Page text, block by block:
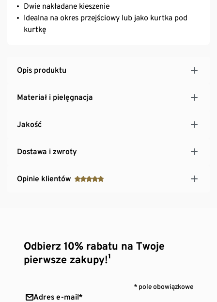
Dwie nakładane kieszenie
Idealna na okres przejściowy lub jako kurtka pod
kurtkę
Opis produktu
Materiał i pielęgnacja
Jakość
Dostawa i zwroty
Opinie klientów
Odbierz 10% rabatu na Twoje
pierwsze zakupy!¹
* pole obowiązkowe
Adres e-mail*